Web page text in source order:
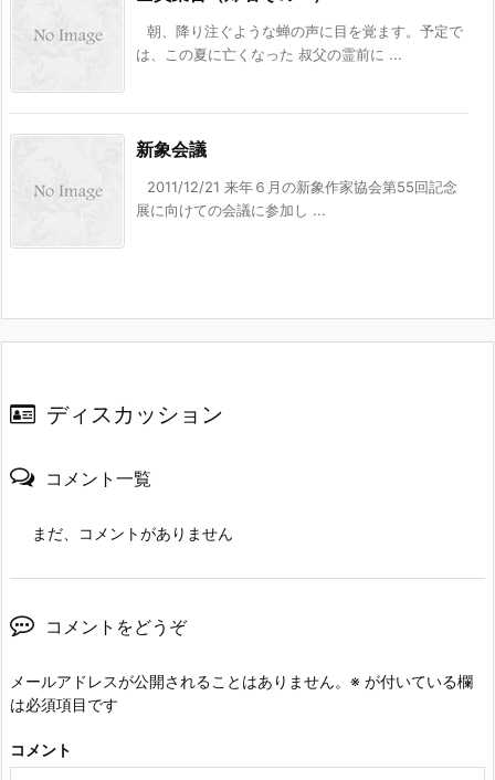
朝、降り注ぐような蝉の声に目を覚ます。予定で
は、この夏に亡くなった 叔父の霊前に ...
新象会議
2011/12/21 来年６月の新象作家協会第55回記念
展に向けての会議に参加し ...
ディスカッション
コメント一覧
まだ、コメントがありません
コメントをどうぞ
メールアドレスが公開されることはありません。 ※ が付いている欄
は必須項目です
コメント